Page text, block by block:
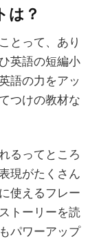
は？
とって、あり
英語の短編小
語の力をアッ
つけの教材な
るってところ
現がたくさん
使えるフレー
トーリーを読
パワーアップ